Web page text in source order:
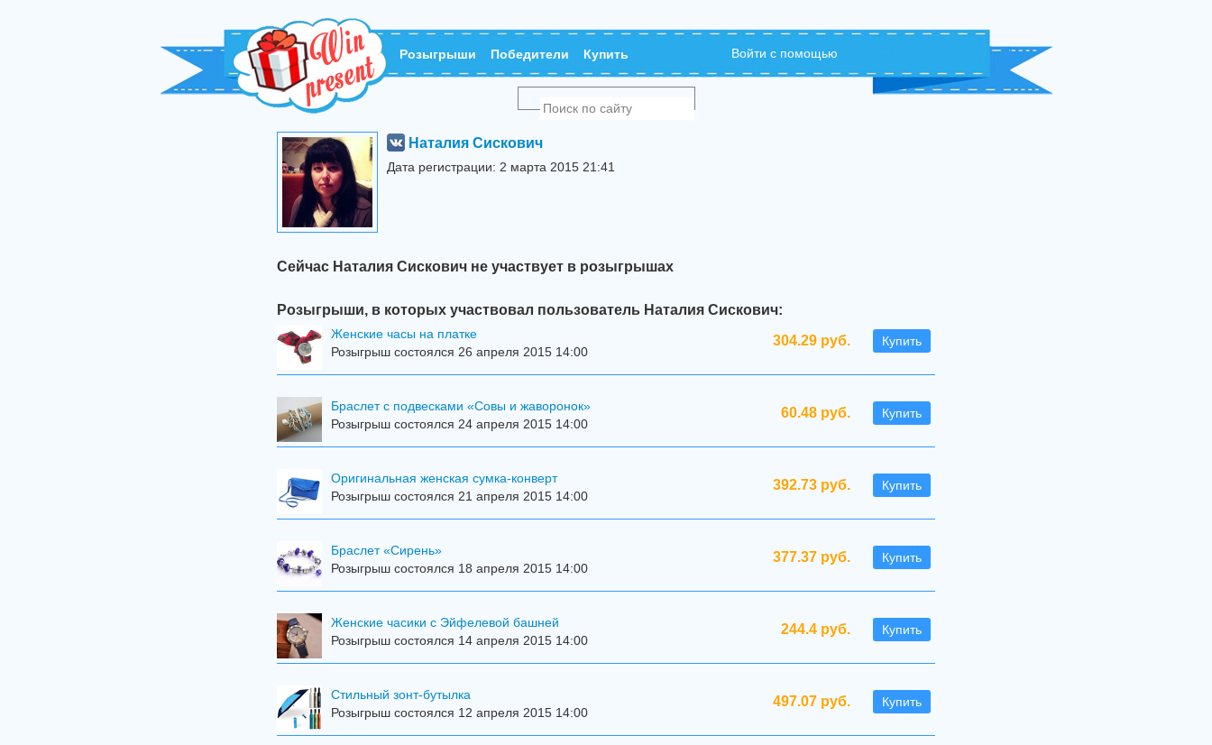
Розыгрыши Победители Купить Войти с помощью
Наталия Сискович
Дата регистрации: 2 марта 2015 21:41
Сейчас Наталия Сискович не участвует в розыгрышах
Розыгрыши, в которых участвовал пользователь Наталия Сискович:
304.29 руб. Купить
Женские часы на платке
Розыгрыш состоялся 26 апреля 2015 14:00
60.48 руб. Купить
Браслет с подвесками «Совы и жаворонок»
Розыгрыш состоялся 24 апреля 2015 14:00
392.73 руб. Купить
Оригинальная женская сумка-конверт
Розыгрыш состоялся 21 апреля 2015 14:00
377.37 руб. Купить
Браслет «Сирень»
Розыгрыш состоялся 18 апреля 2015 14:00
244.4 руб. Купить
Женские часики с Эйфелевой башней
Розыгрыш состоялся 14 апреля 2015 14:00
497.07 руб. Купить
Стильный зонт-бутылка
Розыгрыш состоялся 12 апреля 2015 14:00